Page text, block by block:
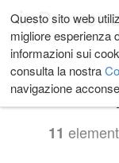
ai
contenuti.
|
Salta
alla
navigazione
Questo sito web
migliore esperienza
informazioni sui
consulta la nostra
navigazione
11